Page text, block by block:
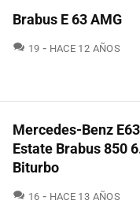
Brabus E 63 AMG
19 COMENTARIOS
HACE 12 AÑOS
Mercedes-Benz
Estate Brabus 850
Biturbo
16 COMENTARIOS
HACE 13 AÑOS